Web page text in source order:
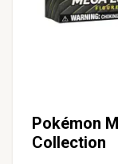
Pokémon
Collection